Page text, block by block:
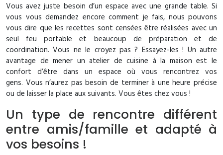
Vous avez juste besoin d’un espace avec une grande table. Si
vous vous demandez encore comment je fais, nous pouvons
vous dire que les recettes sont censées être réalisées avec un
seul feu portable et beaucoup de préparation et de
coordination. Vous ne le croyez pas ? Essayez-les ! Un autre
avantage de mener un atelier de cuisine à la maison est le
confort d’être dans un espace où vous rencontrez vos
gens. Vous n’aurez pas besoin de terminer à une heure précise
ou de laisser la place aux suivants. Vous êtes chez vous !
Un type de rencontre différent
entre amis/famille et adapté à
vos besoins !